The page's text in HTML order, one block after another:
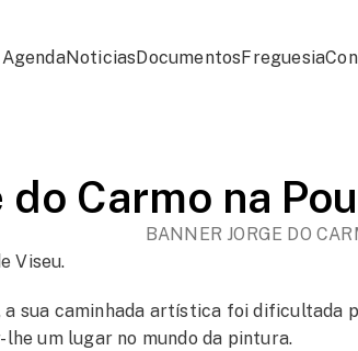
AgendaNoticiasDocumentosFreguesia
Carmo na
Viseu.
sua caminhada artística foi dificultada
um lugar no mundo da pintura.